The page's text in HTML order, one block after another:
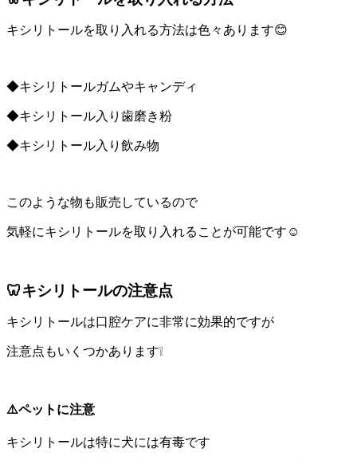
キシリトールを取り入れる方法は色々あります😊
◆キシリトールガムやキャンディ
◆キシリトール入り歯磨き粉
◆キシリトール入り飲み物
このような物も販売しているので
気軽にキシリトールを取り入れることが可能です☺️
🦷キシリトールの注意点
キシリトールは口腔ケアに非常に効果的ですが
注意点もいくつかあります❕
⚠️ペットに注意
キシリトールは特に犬には有毒です